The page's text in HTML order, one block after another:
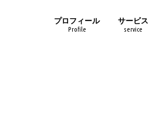
プロフィール
Profile
サービス
service